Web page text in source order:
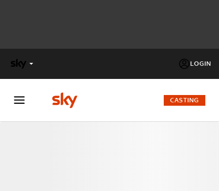
LOGIN
FACTOR
CASTING